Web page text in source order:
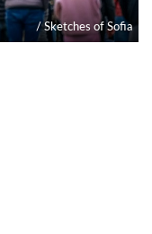
/ Sketches of Sofia